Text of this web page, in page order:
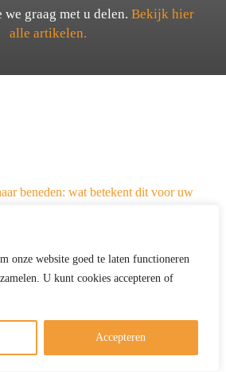
onze website goed te laten functioneren
U kunt cookies accepteren of
Accepteren
graag met u delen. Bekijk hier
alle artikelen.
beneden: wat betekent dit voor uw
beneden: wat betekent dit voor